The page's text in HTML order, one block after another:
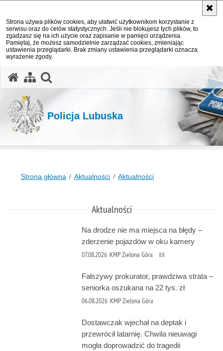
Strona używa plików cookies, aby ułatwić użytkownikom korzystanie z
serwisu oraz do celów statystycznych. Jeśli nie blokujesz tych plików, to
zgadzasz się na ich użycie oraz zapisanie w pamięci urządzenia.
Pamiętaj, że możesz samodzielnie zarządzać cookies, zmieniając
ustawienia przeglądarki. Brak zmiany ustawienia przeglądarki oznacza
wyrażenie zgody.
Policja Lubuska
Strona główna Aktualności Aktualności
Aktualności
Na drodze nie ma miejsca na błędy –
zderzenie pojazdów w oku kamery
07.08.2026 KMP Zielona Góra
Fałszywy prokurator, prawdziwa strata –
seniorka oszukana na 22 tys. zł
06.08.2026 KMP Zielona Góra
Dostawczak wjechał na deptak i
przewrócił latarnię. Chwila nieuwagi
mogła doprowadzić do tragedii